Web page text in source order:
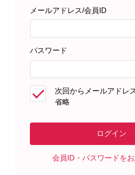
【診断】ALLの診断
メールアドレス/会員ID
パスワード
次回からメールアドレ
省略
会員ID・パスワードを